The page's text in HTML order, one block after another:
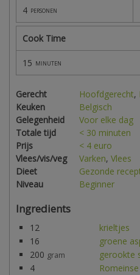
4 personen
Cook Time
15 minuten
Gerecht Hoofdgerecht,
Keuken
Belgisch
Gelegenheid
Voor elke dag
Totale tijd
< 30 minuten
Prijs
< 4 euro
Vlees/vis/veg
Varken, Vlees
Dieet
Gezonde
Niveau
Beginner
Ingredients
12
krieltjes
16
groene
200 gram
gerookte
4